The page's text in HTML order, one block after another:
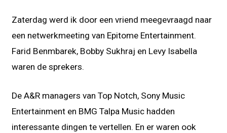
Zaterdag werd ik door een vriend meegevraagd naar
een netwerkmeeting van Epitome Entertainment.
Farid Benmbarek, Bobby Sukhraj en Levy Isabella
waren de sprekers.
De A&R managers van Top Notch, Sony Music
Entertainment en BMG Talpa Music hadden
interessante dingen te vertellen. En er waren ook